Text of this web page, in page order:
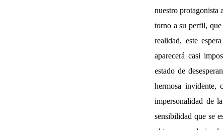
nuestro protagonista
torno a su perfil,
realidad, este
aparecerá casi
estado de
hermosa invidente,
impersonalidad de
sensibilidad que se